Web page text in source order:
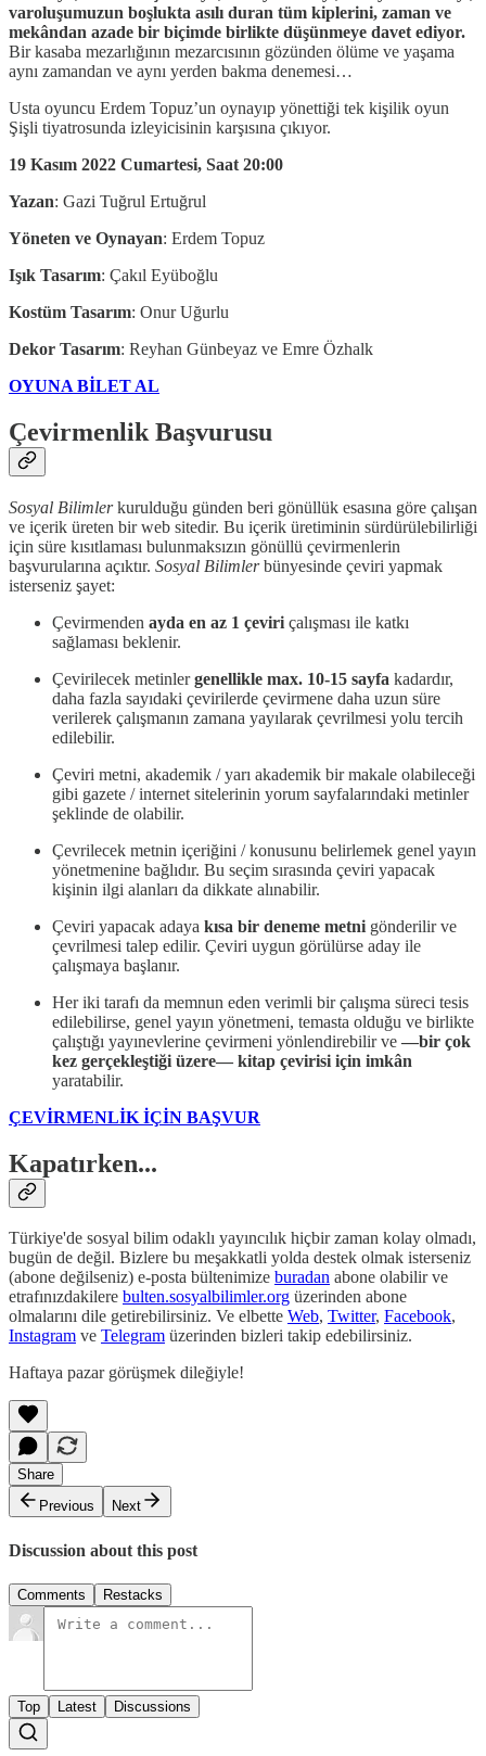
varoluşumuzun boşlukta asılı duran tüm kiplerini, zaman ve
mekândan azade bir biçimde birlikte düşünmeye davet ediyor.
Bir kasaba mezarlığının mezarcısının gözünden ölüme ve yaşama
aynı zamandan ve aynı yerden bakma denemesi…
Usta oyuncu Erdem Topuz’un oynayıp yönettiği tek kişilik oyun
Şişli tiyatrosunda izleyicisinin karşısına çıkıyor.
19 Kasım 2022 Cumartesi, Saat 20:00
Yazan: Gazi Tuğrul Ertuğrul
Yöneten ve Oynayan: Erdem Topuz
Işık Tasarım: Çakıl Eyüboğlu
Kostüm Tasarım: Onur Uğurlu
Dekor Tasarım: Reyhan Günbeyaz ve Emre Özhalk
OYUNA BİLET AL
Çevirmenlik Başvurusu
Sosyal Bilimlerkurulduğu günden beri gönüllük esasına göre çalışan
ve içerik üreten bir web sitedir. Bu içerik üretiminin sürdürülebilirliği
için süre kısıtlaması bulunmaksızın gönüllü çevirmenlerin
başvurularına açıktır. Sosyal Bilimlerbünyesinde çeviri yapmak
isterseniz şayet:
Çevirmenden ayda en az 1 çeviri çalışması ile katkı
sağlaması beklenir.
Çevirilecek metinlergenellikle max. 10-15 sayfa kadardır,
daha fazla sayıdaki çevirilerde çevirmene daha uzun süre
verilerek çalışmanın zamana yayılarak çevrilmesi yolu tercih
edilebilir.
Çeviri metni, akademik / yarı akademik bir makale olabileceği
gibi gazete / internet sitelerinin yorum sayfalarındaki metinler
şeklinde de olabilir.
Çevrilecek metnin içeriğini / konusunu belirlemek genel yayın
yönetmenine bağlıdır. Bu seçim sırasında çeviri yapacak
kişinin ilgi alanları da dikkate alınabilir.
Çeviri yapacak adaya kısa bir deneme metni gönderilir ve
çevrilmesi talep edilir. Çeviri uygun görülürse aday ile
çalışmaya başlanır.
Her iki tarafı da memnun eden verimli bir çalışma süreci tesis
edilebilirse, genel yayın yönetmeni, temasta olduğu ve birlikte
çalıştığı yayınevlerine çevirmeni yönlendirebilir ve —bir çok
kez gerçekleştiği üzere— kitap çevirisi için imkân
yaratabilir.
ÇEVİRMENLİK İÇİN BAŞVUR
Kapatırken...
Türkiye'de sosyal bilim odaklı yayıncılık hiçbir zaman kolay olmadı,
bugün de değil. Bizlere bu meşakkatli yolda destek olmak isterseniz
(abone değilseniz) e-posta bültenimize buradan abone olabilir ve
etrafınızdakilere bulten.sosyalbilimler.org üzerinden abone
olmalarını dile getirebilirsiniz. Ve elbette Web, Twitter, Facebook,
Instagram ve Telegram üzerinden bizleri takip edebilirsiniz.
Haftaya pazar görüşmek dileğiyle!
Share
Previous
Next
Discussion about this post
Comments Restacks
Top Latest Discussions